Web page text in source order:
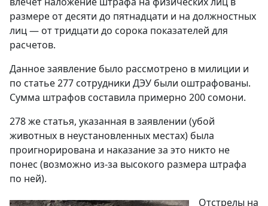
размере от десяти до пятнадцати и на должностных
лиц — от тридцати до сорока показателей для
расчетов.
Данное заявление было рассмотрено в милиции и
по статье 277 сотрудники ДЭУ были оштрафованы.
Сумма штрафов составила примерно 200 сомони.
278 же статья, указанная в заявлении (убой
животных в неустановленных местах) была
проигнорирована и наказание за это никто не
понес (возможно из-за высокого размера штрафа
по ней).
Отстрелы на